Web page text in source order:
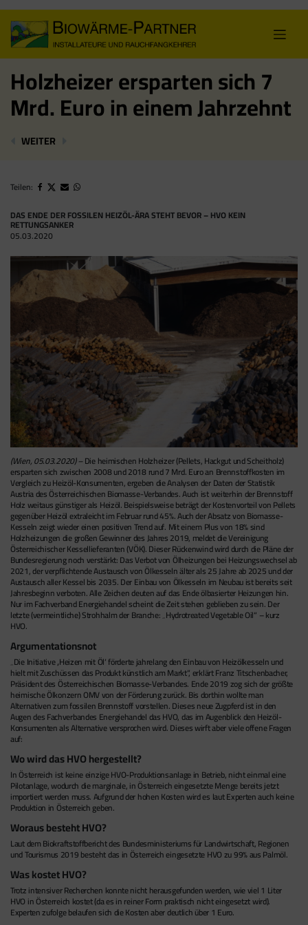
content
Holzheizer ersparten sich 7
Mrd. Euro in einem Jahrzehnt
MIT BIOENERGIE IN EINE GRÜNERE ZUKUNFT
WEITER
Teilen:
DAS ENDE DER FOSSILEN HEIZÖL-ÄRA STEHT BEVOR – HVO KEIN
RETTUNGSANKER
05.03.2020
(Wien, 05.03.2020) –Die heimischen Holzheizer (Pellets, Hackgut und Scheitholz)
ersparten sich zwischen 2008 und 2018 rund 7 Mrd. Euro an Brennstoffkosten im
Vergleich zu Heizöl-Konsumenten, ergeben die Analysen der Daten der Statistik
Austria des Österreichischen Biomasse-Verbandes. Auch ist weiterhin der Brennstoff
Holz weitaus günstiger als Heizöl. Beispielsweise beträgt der Kostenvorteil von Pellets
gegenüber Heizöl extraleicht im Februar rund 45%. Auch der Absatz von Biomasse-
Kesseln zeigt wieder einen positiven Trend auf. Mit einem Plus von 18% sind
Holzheizungen die großen Gewinner des Jahres 2019, meldet die Vereinigung
Österreichischer Kessellieferanten (VÖK). Dieser Rückenwind wird durch die Pläne der
Bundesregierung noch verstärkt: Das Verbot von Ölheizungen bei Heizungswechsel ab
2021, der verpflichtende Austausch von Ölkesseln älter als 25 Jahre ab 2025 und der
Austausch aller Kessel bis 2035. Der Einbau von Ölkesseln im Neubau ist bereits seit
Jahresbeginn verboten. Alle Zeichen deuten auf das Ende ölbasierter Heizungen hin.
Nur im Fachverband Energiehandel scheint die Zeit stehen geblieben zu sein. Der
letzte (vermeintliche) Strohhalm der Branche: „Hydrotreated Vegetable Oil“ – kurz
HVO.
Argumentationsnot
„Die Initiative ‚Heizen mit Öl‘ förderte jahrelang den Einbau von Heizölkesseln und
hielt mit Zuschüssen das Produkt künstlich am Markt“, erklärt Franz Titschenbacher,
Präsident des Österreichischen Biomasse-Verbandes. Ende 2019 zog sich der größte
heimische Ölkonzern OMV von der Förderung zurück. Bis dorthin wollte man
Alternativen zum fossilen Brennstoff vorstellen. Dieses neue Zugpferd ist in den
Augen des Fachverbandes Energiehandel das HVO, das im Augenblick den Heizöl-
Konsumenten als Alternative versprochen wird. Dieses wirft aber viele offene Fragen
auf:
Wo wird das HVO hergestellt?
In Österreich ist keine einzige HVO-Produktionsanlage in Betrieb, nicht einmal eine
Pilotanlage, wodurch die marginale, in Österreich eingesetzte Menge bereits jetzt
importiert werden muss. Aufgrund der hohen Kosten wird es laut Experten auch keine
Produktion in Österreich geben.
Woraus besteht HVO?
Laut dem Biokraftstoffbericht des Bundesministeriums für Landwirtschaft, Regionen
und Tourismus 2019 besteht das in Österreich eingesetzte HVO zu 99% aus Palmöl.
Was kostet HVO?
Trotz intensiver Recherchen konnte nicht herausgefunden werden, wie viel 1 Liter
HVO in Österreich kostet (da es in reiner Form praktisch nicht eingesetzt wird).
Experten zufolge belaufen sich die Kosten aber deutlich über 1 Euro.